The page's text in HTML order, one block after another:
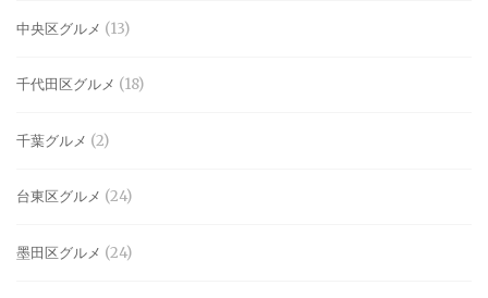
中央区グルメ (13)
千代田区グルメ (18)
千葉グルメ (2)
台東区グルメ (24)
墨田区グルメ (24)